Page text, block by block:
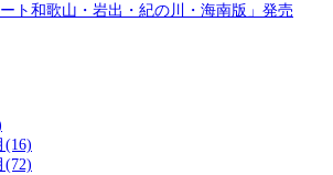
ート和歌山・岩出・紀の川・海南版」発売
(16)
(72)